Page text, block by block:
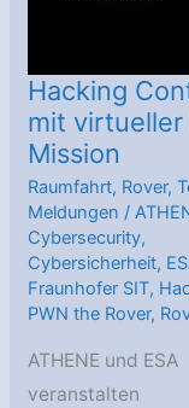
Hacking
mit virtueller
Mission
Raumfahrt, Rover,
Meldungen /
Cybersecurity,
Cybersicherheit,
Fraunhofer SIT,
PWN the Rover,
ATHENE und ESA
veranstalten